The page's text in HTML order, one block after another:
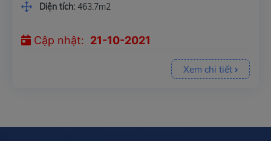
Diện tích: 463.7m2
Cập nhật: 21-10-2021
Xem chi tiết